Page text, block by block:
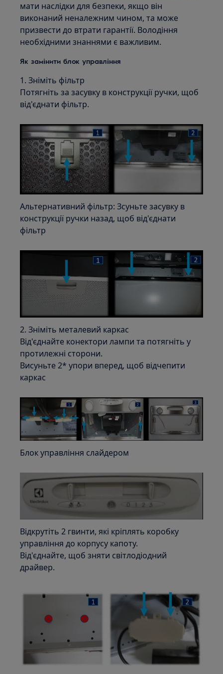
мати наслідки для безпеки, якщо він
виконаний неналежним чином, та може
призвести до втрати гарантії. Володіння
необхідними знаннями є важливим.
Як замінити блок управління
1. Зніміть фільтр
Потягніть за засувку в конструкції ручки, щоб
від'єднати фільтр.
Альтернативний фільтр: Зсуньте засувку в
конструкції ручки назад, щоб від'єднати
фільтр
2. Зніміть металевий каркас
Від'єднайте конектори лампи та потягніть у
протилежні сторони.
Висуньте 2* упори вперед, щоб відчепити
каркас
Блок управління слайдером
Відкрутіть 2 гвинти, які кріплять коробку
управління до корпусу капоту.
Від'єднайте, щоб зняти світлодіодний
драйвер.